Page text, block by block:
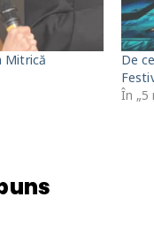
Mitrică
De
În „5